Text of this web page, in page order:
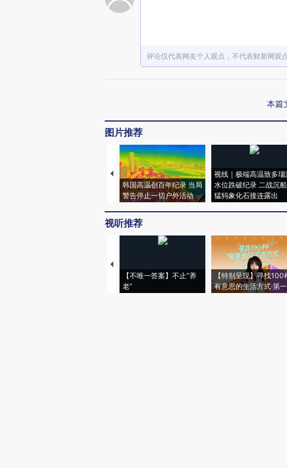
评论仅代表网友个人观点，不代表财新网观
本篇
图片推荐
韩国高温创百年纪录 当局
警告停止一切户外活动
视线｜极端高温致多瑙
水位跌破纪录 二战沉
猛犸象化石接连露出
视听推荐
【不唯一答案】不止“养
老”
【特别呈现】寻找100
有意思的生活方式·第